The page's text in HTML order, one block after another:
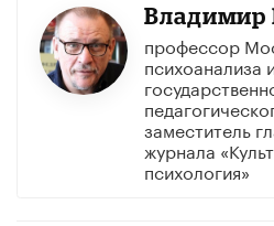
Владимир
профессор
психоанализа
заместитель
журнала
психология»